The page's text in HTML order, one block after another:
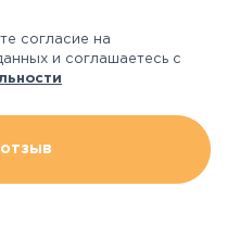
согласие на
и соглашаетесь с